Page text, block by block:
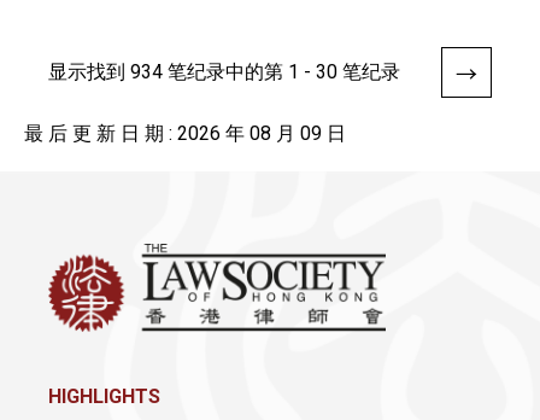
显示找到 934 笔纪录中的第 1 - 30 笔纪录
最 后 更 新 日 期 : 2026 年 08 月 09 日
HIGHLIGHTS